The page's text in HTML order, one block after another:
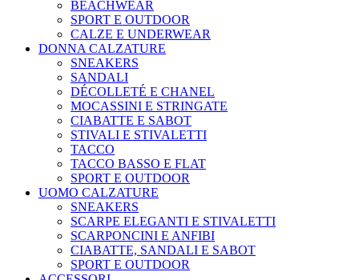
BEACHWEAR
SPORT E OUTDOOR
CALZE E UNDERWEAR
DONNA CALZATURE
SNEAKERS
SANDALI
DÉCOLLETÉ E CHANEL
MOCASSINI E STRINGATE
CIABATTE E SABOT
STIVALI E STIVALETTI
TACCO
TACCO BASSO E FLAT
SPORT E OUTDOOR
UOMO CALZATURE
SNEAKERS
SCARPE ELEGANTI E STIVALETTI
SCARPONCINI E ANFIBI
CIABATTE, SANDALI E SABOT
SPORT E OUTDOOR